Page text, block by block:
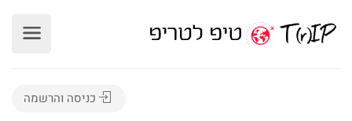
כניסה והרשמה